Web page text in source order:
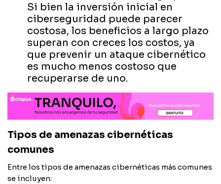
Si bien la inversión inicial en
ciberseguridad puede parecer
costosa, los beneficios a largo plazo
superan con creces los costos, ya
que prevenir un ataque cibernético
es mucho menos costoso que
recuperarse de uno.
Tipos de amenazas cibernéticas
comunes
Entre los tipos de amenazas cibernéticas más comunes
se incluyen: